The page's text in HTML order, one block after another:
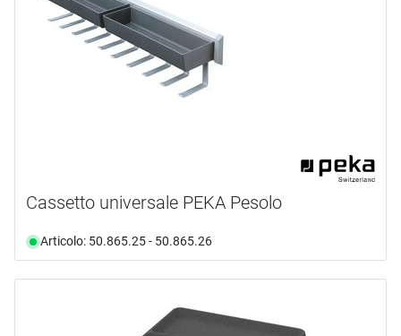
Cassetto universale PEKA Pesolo
Articolo: 50.865.25 - 50.865.26